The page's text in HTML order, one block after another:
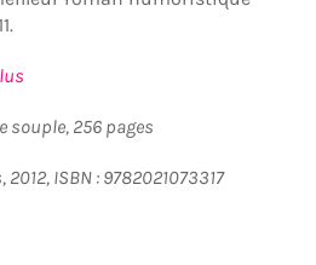
souple, 256 pages
ISBN : 9782021073317